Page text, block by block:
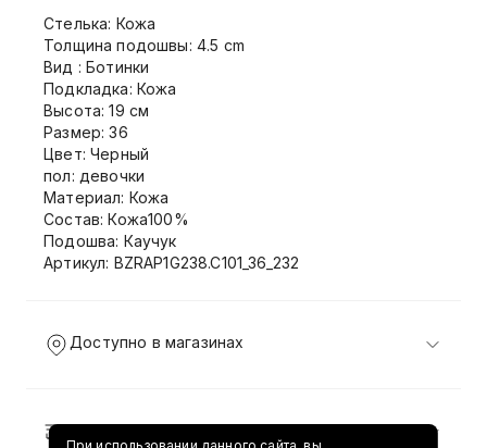
Стелька: Кожа
Толщина подошвы: 4.5 cm
Вид : Ботинки
Подкладка: Кожа
Высота: 19 см
Размер: 36
Цвет: Черный
пол: девочки
Материал: Кожа
Состав: Кожа100%
Подошва: Каучук
Артикул: BZRAP1G238.C101_36_232
Доступно в магазинах
Доставка и возврат